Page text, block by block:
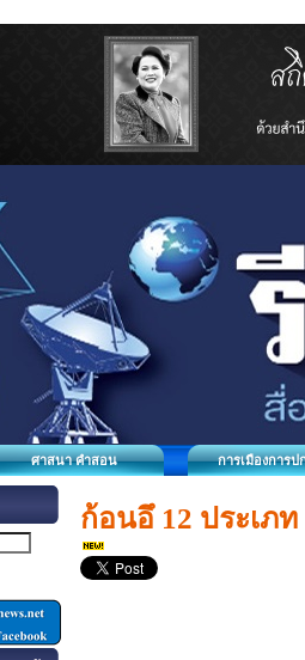
ศาสนา คำสอน การเมืองการป
ก้อนอึ 12 ประเภ